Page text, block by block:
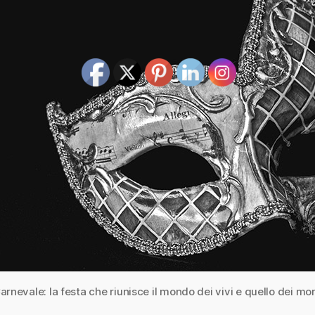
la festa che riunisce il mondo dei vivi e quello dei